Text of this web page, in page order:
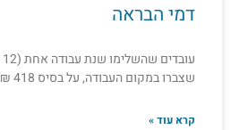
דמי הבראה
שצברו במקום העבודה, על בסיס 418 ₪ ליום במגזר הפרטי
קרא עוד »